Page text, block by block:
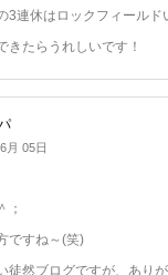
3連休はロックフィールド
きたらうれしいです！
月 05日
；
ですね～(笑)
徒然ブログですが、あり